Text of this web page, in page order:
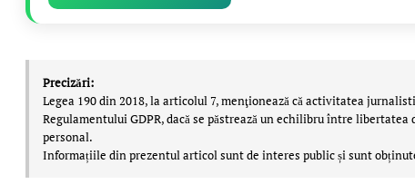
Precizări:
Legea 190 din 2018, la articolul 7, menţionează că activitatea
Regulamentului GDPR, dacă se păstrează un echilibru între
personal.
Informațiile din prezentul articol sunt de interes public și sunt